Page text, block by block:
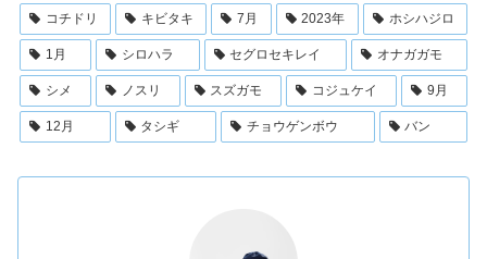
コチドリ キビタキ 7月 2023年 ホシハジロ
1月 シロハラ セグロセキレイ オナガガモ
シメ ノスリ スズガモ コジュケイ 9月
12月 タシギ チョウゲンボウ バン